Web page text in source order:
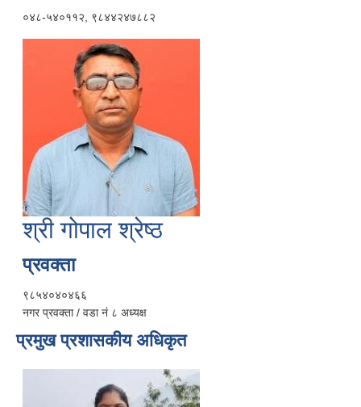
०४८-५४०११२, ९८४४२४७८८२
श्री गोपाल श्रेष्ठ
प्रवक्ता
९८५४०४०४६६
नगर प्रवक्ता / वडा नं ८ अध्यक्ष
प्रमुख प्रशासकीय अधिकृत